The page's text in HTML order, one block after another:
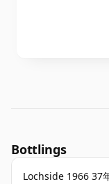
Bottlings
Lochside 1966